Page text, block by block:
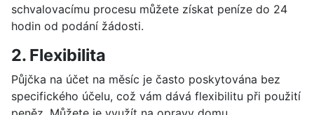
schvalovacímu procesu můžete získat peníze do 24
hodin od podání žádosti.
2. Flexibilita
Půjčka na účet na měsíc je často poskytována bez
specifického účelu, což vám dává flexibilitu při použití